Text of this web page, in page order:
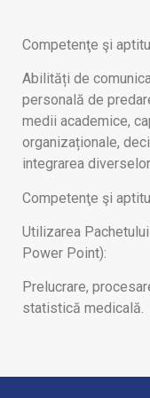
Competenţe şi
Abilități de
personală de
medii academice,
organizaționale,
integrarea
Competenţe şi
Utilizarea
Power Point):
Prelucrare,
statistică medicală.